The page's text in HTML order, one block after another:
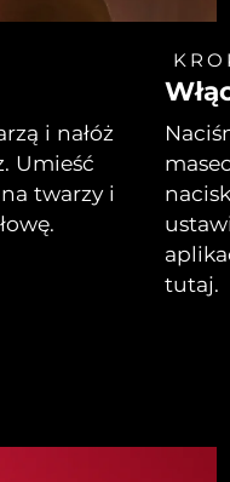
i nałóż
Umieść
twarzy i
tutaj.